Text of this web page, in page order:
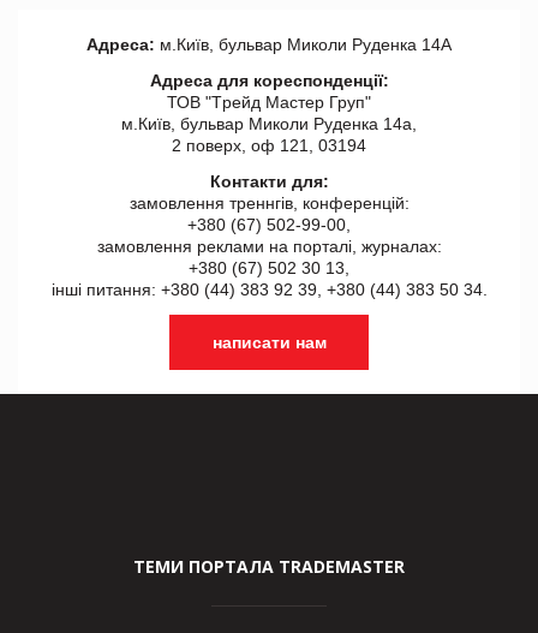
Адреса: м.Київ, бульвар Миколи Руденка 14А
Адреса для кореспонденції:
ТОВ "Tрейд Мастер Груп"
м.Київ, бульвар Миколи Руденка 14а,
2 поверх, оф 121, 03194
Контакти для:
замовлення треннгів, конференцій:
+380 (67) 502-99-00,
замовлення реклами на порталі, журналах:
+380 (67) 502 30 13,
інші питання: +380 (44) 383 92 39, +380 (44) 383 50 34.
написати нам
ТЕМИ ПОРТАЛА TRADEMASTER